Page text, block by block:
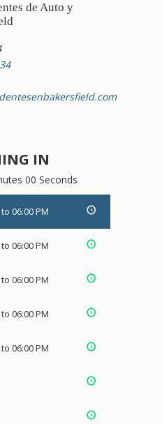
de Auto y
IN
00 Seconds
06:00 PM
06:00 PM
06:00 PM
06:00 PM
06:00 PM